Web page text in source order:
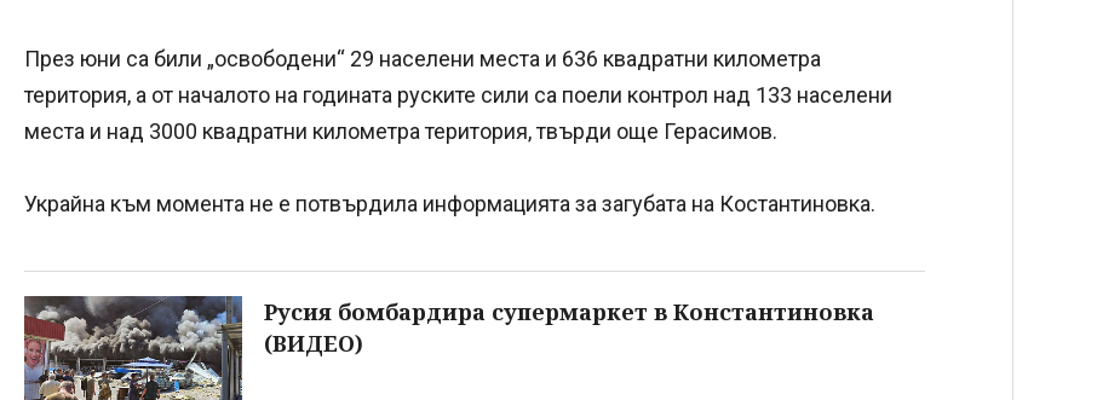
През юни са били „освободени“ 29 населени места и 636 квадратни километра
територия, а от началото на годината руските сили са поели контрол над 133 населени
места и над 3000 квадратни километра територия, твърди още Герасимов.
Украйна към момента не е потвърдила информацията за загубата на Костантиновка.
Русия бомбардира супермаркет в Константиновка
(ВИДЕО)